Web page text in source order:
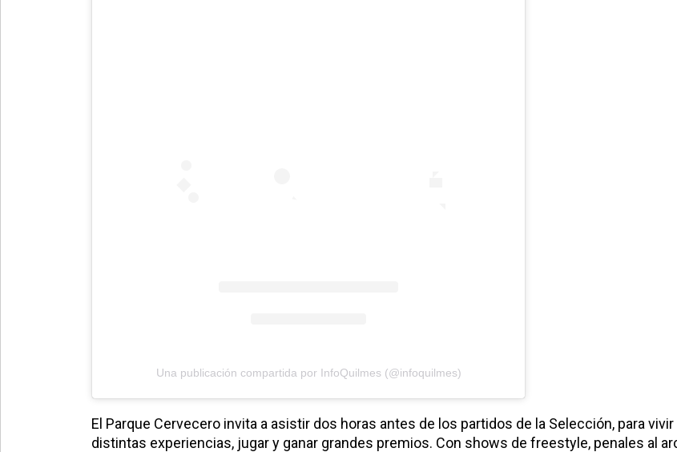
Una publicación compartida por InfoQuilmes (@infoquilmes)
El Parque Cervecero invita a asistir dos horas antes de los partidos de la Selección, para vivir
distintas experiencias, jugar y ganar grandes premios. Con shows de freestyle, penales al